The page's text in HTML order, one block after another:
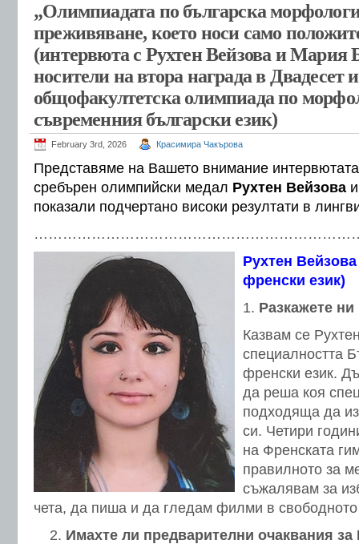
„Олимпиадата по българска
преживяване, което носи само
(интервюта с Рухтен Вейзова и Мария
носители на втора награда в Двадесет
общофакултетска олимпиада по
съвременния български език)
February 3rd, 2026 Красимира Чакърова
Представяме на Вашето внимание
сребърен олимпийски медал Рухтен Вейзова
показали подчертано високи резултати в
Рухтен
френски език)
Разкажете ни
Казвам се
специалността
френски език.
да реша коя
подходяща да
си. Четири
на Френската
правилното за
съжалявам за
чета, да пиша и да гледам филми в
Имахте ли предварителни очаквания